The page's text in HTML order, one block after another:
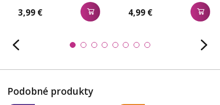
3,99 € 4,99 €
Podobné produkty